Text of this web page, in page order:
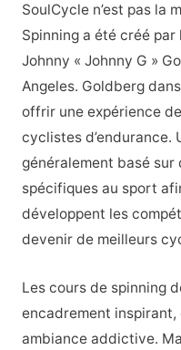
SoulCycle n’est pas la
Spinning a été créé
Johnny « Johnny G »
Angeles. Goldberg
offrir une expérience
cyclistes d’endurance.
généralement basé
spécifiques au sport
développent les
devenir de meilleurs
Les cours de spinning
encadrement inspirant,
ambiance addictive.